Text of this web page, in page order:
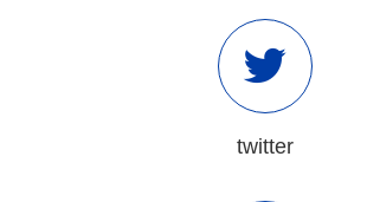
twitter